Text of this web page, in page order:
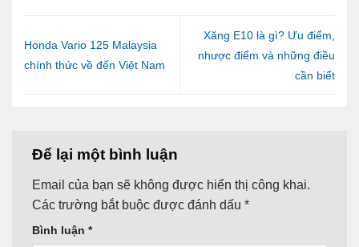
Honda Vario 125 Malaysia
chính thức về đến Việt Nam
Xăng E10 là gì? Ưu điểm,
nhược điểm và những điều
cần biết
Để lại một bình luận
Email của bạn sẽ không được hiển thị công khai.
Các trường bắt buộc được đánh dấu *
Bình luận *